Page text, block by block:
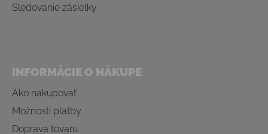
Sledovanie zásielky
INFORMÁCIE O NÁKUPE
Ako nakupovať
Možnosti platby
Doprava tovaru